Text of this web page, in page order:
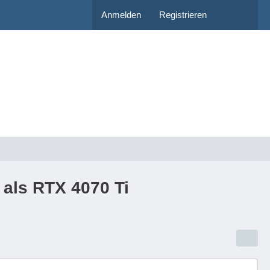
Anmelden Registrieren
RTX 4070 Ti